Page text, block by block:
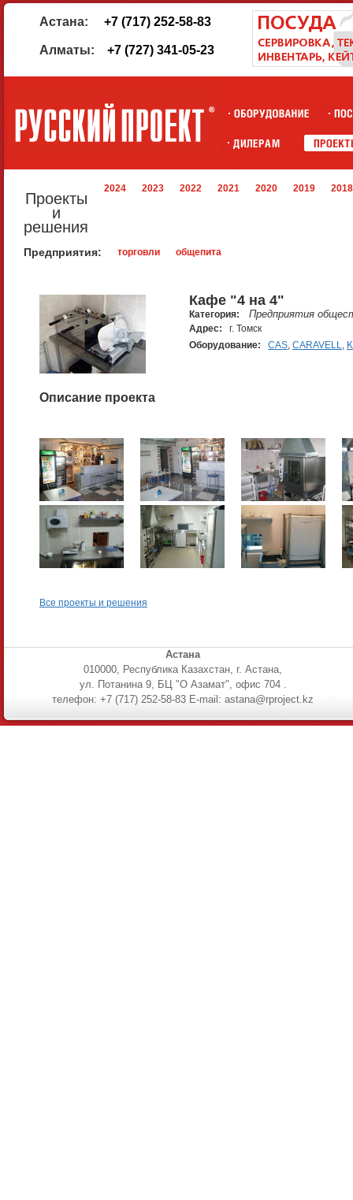
Астана: +7 (717) 252-58-83
Алматы: +7 (727) 341-05-23
Проекты
и
решения
2024 2023 2022 2021 2020 2019 2018
Предприятия: торговли общепита
Кафе "4 на 4"
Категория: Предприятия
Адрес:
г. Томск
Оборудование:
CAS, CARAVELL,
Описание проекта
Все проекты и решения
Астана
010000, Республика Казахстан, г. Астана,
ул. Потанина 9, БЦ "О Азамат", офис 704 .
телефон: +7 (717) 252-58-83 E-mail: astana@rproject.kz